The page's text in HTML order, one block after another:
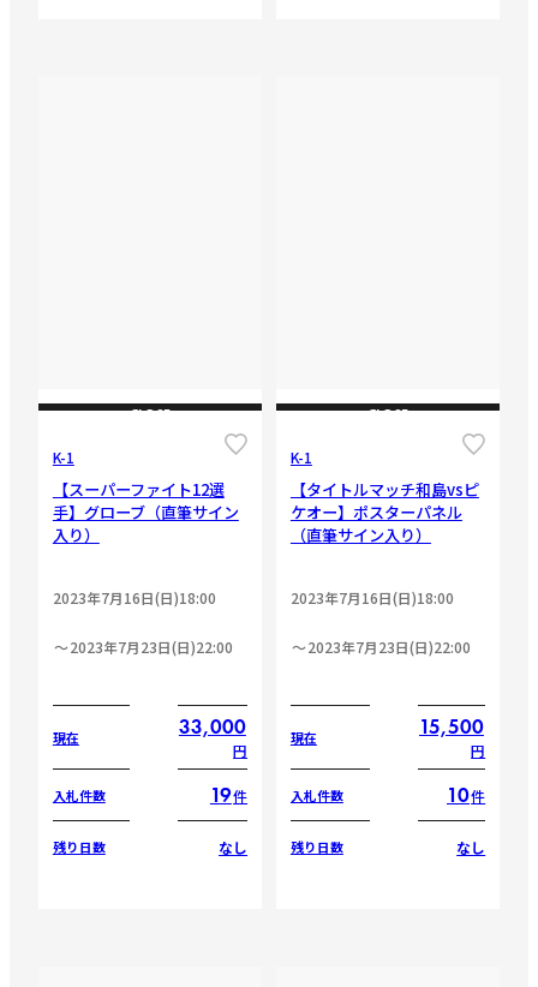
CLOSE
K-1
【スーパーファイト12選
手】グローブ（直筆サイン
入り）
2023年7月16日(日)18:00
2023年7月23日(日)22:00
現在 33,000
円
入札件数 19件
残り日数 なし
CLOSE
K-1
【タイトルマッチ和島vsピ
ケオー】ポスターパネル
（直筆サイン入り）
2023年7月16日(日)18:00
2023年7月23日(日)22:00
現在 15,500
円
入札件数 10件
残り日数 なし